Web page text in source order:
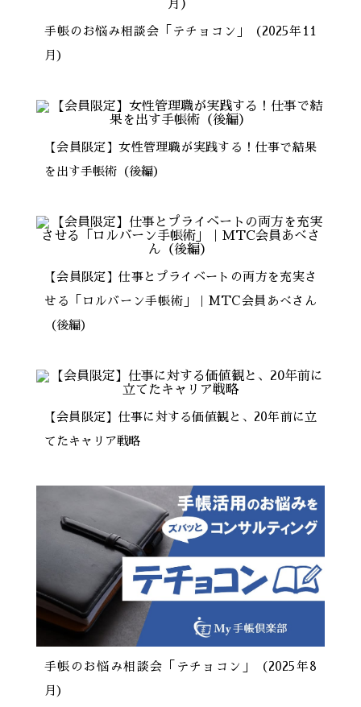
手帳のお悩み相談会「テチョコン」（2025年11
月）
【会員限定】女性管理職が実践する！仕事で結果
を出す手帳術（後編）
【会員限定】仕事とプライベートの両方を充実さ
せる「ロルバーン手帳術」｜MTC会員あべさん
（後編）
【会員限定】仕事に対する価値観と、20年前に立
てたキャリア戦略
手帳のお悩み相談会「テチョコン」（2025年8
月）